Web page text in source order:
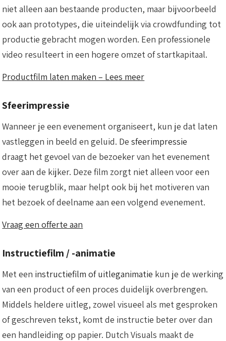
niet alleen aan bestaande producten, maar bijvoorbeeld
ook aan prototypes, die uiteindelijk via crowdfunding tot
productie gebracht mogen worden. Een professionele
video resulteert in een hogere omzet of startkapitaal.
Productfilm laten maken – Lees meer
Sfeerimpressie
Wanneer je een evenement organiseert, kun je dat laten
vastleggen in beeld en geluid. Desfeerimpressie
draagt het gevoel van de bezoeker van het evenement
over aan de kijker. Deze film zorgt niet alleen voor een
mooie terugblik, maar helpt ook bij het motiveren van
het bezoek of deelname aan een volgend evenement.
Vraag een offerte aan
Instructiefilm / -animatie
Met een instructiefilm of uitleganimatie kun je de werking
van een product of een proces duidelijk overbrengen.
Middels heldere uitleg, zowel visueel als met gesproken
of geschreven tekst, komt de instructie beter over dan
een handleiding op papier. Dutch Visuals maakt de